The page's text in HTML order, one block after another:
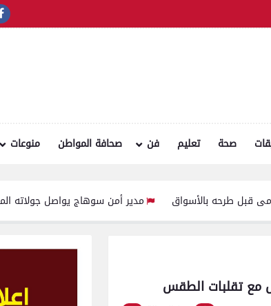
صحة تعليم فن صحافة المواطن منوعات
مدير أمن سوهاج يواصل جولاته المفاجئة
مع تقلبات الطقس